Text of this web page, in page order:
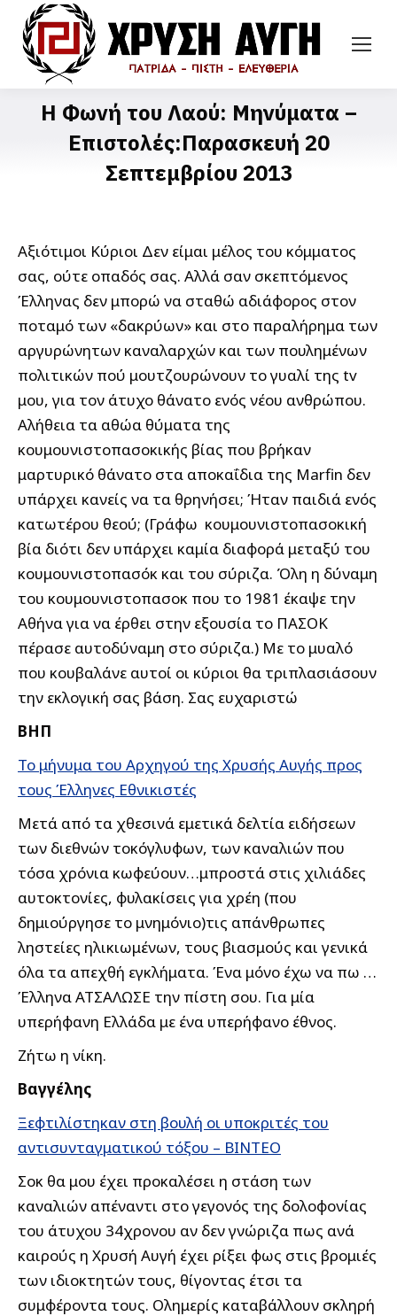
Η Φωνή του Λαού: Μηνύματα –
Επιστολές:Παρασκευή 20
Σεπτεμβρίου 2013
Αξιότιμοι Κύριοι Δεν είμαι μέλος του κόμματος
σας, ούτε οπαδός σας. Αλλά σαν σκεπτόμενος
Έλληνας δεν μπορώ να σταθώ αδιάφορος στον
ποταμό των «δακρύων» και στο παραλήρημα των
αργυρώνητων καναλαρχών και των πουλημένων
πολιτικών πού μουτζουρώνουν το γυαλί της tv
μου, για τον άτυχο θάνατο ενός νέου ανθρώπου.
Αλήθεια τα αθώα θύματα της
κουμουνιστοπασοκικής βίας που βρήκαν
μαρτυρικό θάνατο στα αποκαΐδια της Marfin δεν
υπάρχει κανείς να τα θρηνήσει; Ήταν παιδιά ενός
κατωτέρου θεού; (Γράφω κουμουνιστοπασοκική
βία διότι δεν υπάρχει καμία διαφορά μεταξύ του
κουμουνιστοπασόκ και του σύριζα. Όλη η δύναμη
του κουμουνιστοπασοκ που το 1981 έκαψε την
Αθήνα για να έρθει στην εξουσία το ΠΑΣΟΚ
πέρασε αυτοδύναμη στο σύριζα.) Με το μυαλό
που κουβαλάνε αυτοί οι κύριοι θα τριπλασιάσουν
την εκλογική σας βάση. Σας ευχαριστώ
ΒΗΠ
Το μήνυμα του Αρχηγού της Χρυσής Αυγής προς
τους Έλληνες Εθνικιστές
Μετά από τα χθεσινά εμετικά δελτία ειδήσεων
των διεθνών τοκόγλυφων, των καναλιών που
τόσα χρόνια κωφεύουν…μπροστά στις χιλιάδες
αυτοκτονίες, φυλακίσεις για χρέη (που
δημιούργησε το μνημόνιο)τις απάνθρωπες
ληστείες ηλικιωμένων, τους βιασμούς και γενικά
όλα τα απεχθή εγκλήματα. Ένα μόνο έχω να πω …
Έλληνα ΑΤΣΑΛΩΣΕ την πίστη σου. Για μία
υπερήφανη Ελλάδα με ένα υπερήφανο έθνος.
Ζήτω η νίκη.
Βαγγέλης
Ξεφτιλίστηκαν στη βουλή οι υποκριτές του
αντισυνταγματικού τόξου – ΒΙΝΤΕΟ
Σοκ θα μου έχει προκαλέσει η στάση των
καναλιών απέναντι στο γεγονός της δολοφονίας
του άτυχου 34χρονου αν δεν γνώριζα πως ανά
καιρούς η Χρυσή Αυγή έχει ρίξει φως στις βρομιές
των ιδιοκτητών τους, θίγοντας έτσι τα
συμφέροντα τους. Ολημερίς καταβάλλουν σκληρή